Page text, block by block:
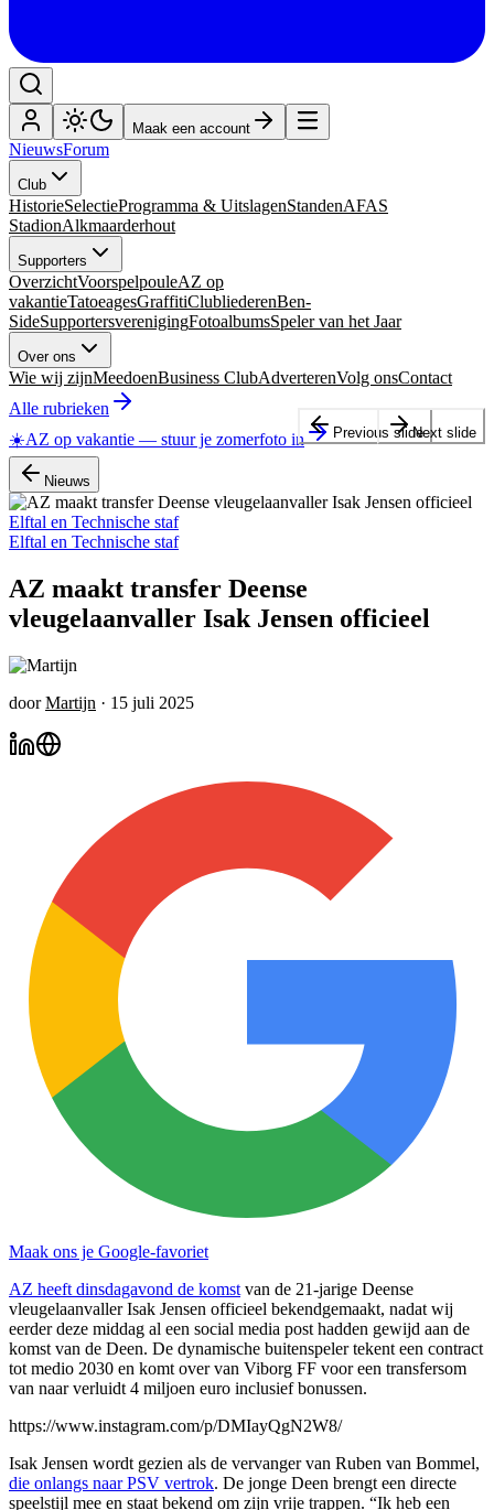
Maak een account
NieuwsForum
Club
HistorieSelectieProgramma & UitslagenStandenAFAS
StadionAlkmaarderhout
Supporters
OverzichtVoorspelpouleAZ op
vakantieTatoeagesGraffitiClubliederenBen-
SideSupportersverenigingFotoalbumsSpeler van het Jaar
Over ons
Wie wij zijnMeedoenBusiness ClubAdverterenVolg onsContact
Alle rubrieken
☀️AZ op vakantie — stuur je zomerfoto in
Nieuws
Elftal en Technische staf
Elftal en Technische staf
AZ maakt transfer Deense
vleugelaanvaller Isak Jensen officieel
door Martijn · 15 juli 2025
Maak ons je Google-favoriet
AZ heeft dinsdagavond de komst van de 21-jarige Deense
vleugelaanvaller Isak Jensen officieel bekendgemaakt, nadat wij
eerder deze middag al een social media post hadden gewijd aan de
komst van de Deen. De dynamische buitenspeler tekent een contract
tot medio 2030 en komt over van Viborg FF voor een transfersom
van naar verluidt 4 miljoen euro inclusief bonussen.
https://www.instagram.com/p/DMIayQgN2W8/
Isak Jensen wordt gezien als de vervanger van Ruben van Bommel,
die onlangs naar PSV vertrok. De jonge Deen brengt een directe
speelstijl mee en staat bekend om zijn vrije trappen. “Ik heb een
Previous slideNext slide